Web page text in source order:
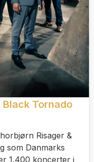
Tornado
Risager &
som Danmarks
1.400 koncerter i